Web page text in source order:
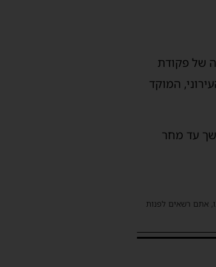
של פקודת
המוקד
עד מחר
אתם רשאים לפנות